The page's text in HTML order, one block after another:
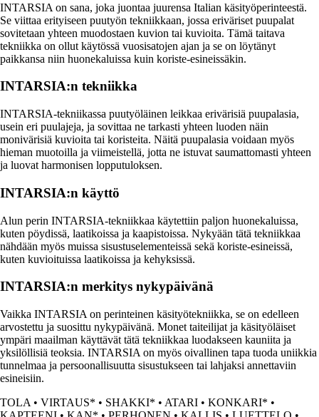
INTARSIA on sana, joka juontaa juurensa Italian käsityöperinteestä.
Se viittaa erityiseen puutyön tekniikkaan, jossa eriväriset puupalat
sovitetaan yhteen muodostaen kuvion tai kuvioita. Tämä taitava
tekniikka on ollut käytössä vuosisatojen ajan ja se on löytänyt
paikkansa niin huonekaluissa kuin koriste-esineissäkin.
INTARSIA:n tekniikka
INTARSIA-tekniikassa puutyöläinen leikkaa erivärisiä puupalasia,
usein eri puulajeja, ja sovittaa ne tarkasti yhteen luoden näin
monivärisiä kuvioita tai koristeita. Näitä puupalasia voidaan myös
hieman muotoilla ja viimeistellä, jotta ne istuvat saumattomasti yhteen
ja luovat harmonisen lopputuloksen.
INTARSIA:n käyttö
Alun perin INTARSIA-tekniikkaa käytettiin paljon huonekaluissa,
kuten pöydissä, laatikoissa ja kaapistoissa. Nykyään tätä tekniikkaa
nähdään myös muissa sisustuselementeissä sekä koriste-esineissä,
kuten kuvioituissa laatikoissa ja kehyksissä.
INTARSIA:n merkitys nykypäivänä
Vaikka INTARSIA on perinteinen käsityötekniikka, se on edelleen
arvostettu ja suosittu nykypäivänä. Monet taiteilijat ja käsityöläiset
ympäri maailman käyttävät tätä tekniikkaa luodakseen kauniita ja
yksilöllisiä teoksia. INTARSIA on myös oivallinen tapa tuoda uniikkia
tunnelmaa ja persoonallisuutta sisustukseen tai lahjaksi annettaviin
esineisiin.
TOLA • VIRTAUS* • SHAKKI* • ATARI • KONKARI* •